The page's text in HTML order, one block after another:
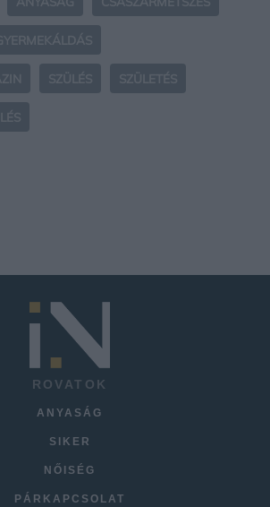
SZÜLÉS SZÜLETÉS
ROVATOK
ANYASÁG
SIKER
NŐISÉG
PÁRKAPCSOLAT